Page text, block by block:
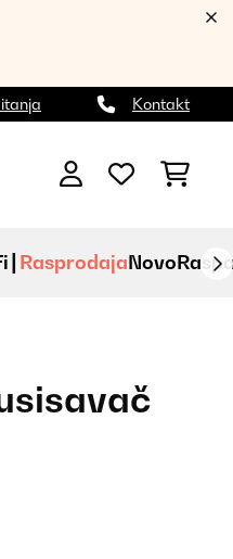
Kontakt
RasprodajaNovo